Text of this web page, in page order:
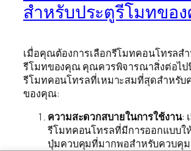
สำหรับประตูรีโมทขอ
เมื่อคุณต้องการเลือกรีโมทคอนโทรลส
รีโมทของคุณ คุณควรพิจารณาสิ่งต่อไป
รีโมทคอนโทรลที่เหมาะสมที่สุดสำหรับ
ของคุณ:
ความสะดวกสบายในการใช้งาน:
รีโมทคอนโทรลที่มีการออกแบบใ
ปุ่มควบคุมที่มากพอสำหรับควบคุ